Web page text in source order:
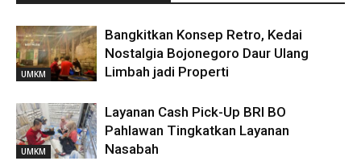
UMKM
Bangkitkan Konsep Retro, Kedai
Nostalgia Bojonegoro Daur Ulang
Limbah jadi Properti
UMKM
Layanan Cash Pick-Up BRI BO
Pahlawan Tingkatkan Layanan
Nasabah